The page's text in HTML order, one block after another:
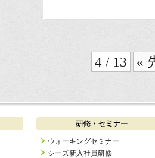
4 / 13 «
ウォーキングセミナー
シーズ新入社員研修